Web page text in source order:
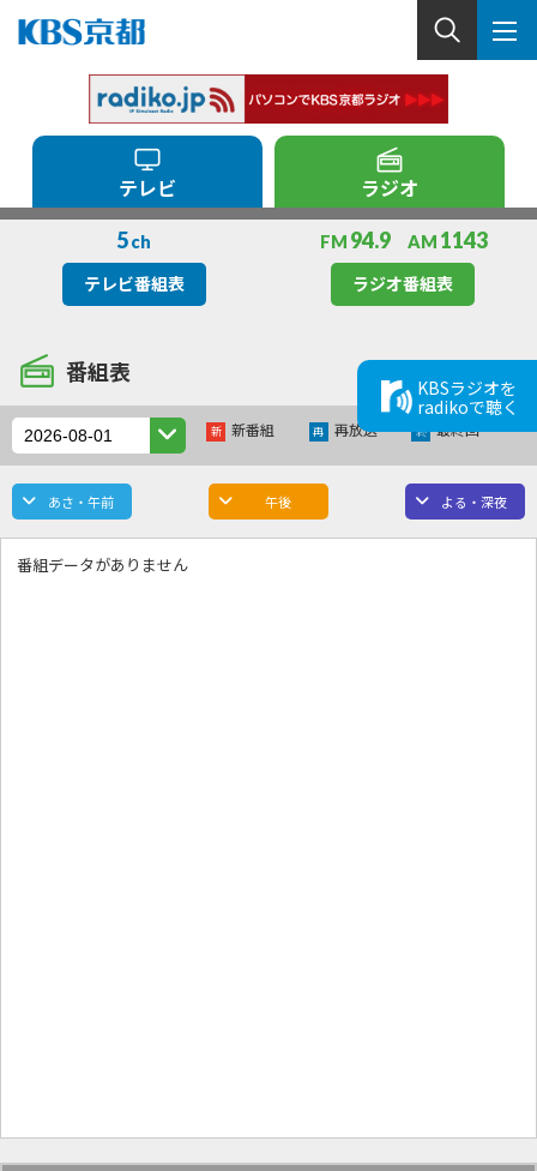
テレビ ラジオ
5 ch
テレビ番組表
FM 94.9 AM 1143
ラジオ番組表
KBSラジオを
radikoで聴く
番組表
新 新番組 再 再放送 終 最終回
あさ・午前 午後 よる・深夜
番組データがありません